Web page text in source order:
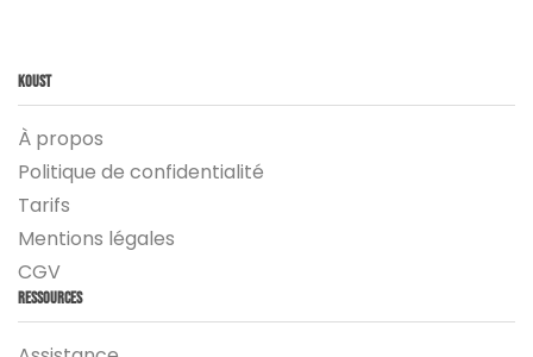
Koust
À propos
Politique de confidentialité
Tarifs
Mentions légales
CGV
Ressources